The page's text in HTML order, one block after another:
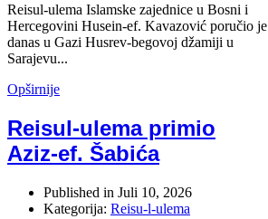
Reisul-ulema Islamske zajednice u Bosni i
Hercegovini Husein-ef. Kavazović poručio je
danas u Gazi Husrev-begovoj džamiji u
Sarajevu...
Opširnije
Reisul-ulema primio
Aziz-ef. Šabića
Published in Juli 10, 2026
Kategorija: Reisu-l-ulema